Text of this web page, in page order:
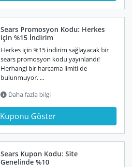
Sears Promosyon Kodu: Herkes
için %15 İndirim
Herkes için %15 indirim sağlayacak bir
sears promosyon kodu yayınlandı!
Herhangi bir harcama limiti de
bulunmuyor. ...
Daha fazla bilgi
Kuponu Göster
Sears Kupon Kodu: Site
Genelinde %10